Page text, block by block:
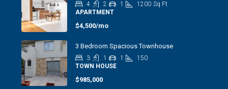
4 2 1 1200 Sq Ft
APARTMENT
$4,500/mo
3 Bedroom Spacious Townhouse
3 1 1
150
TOWN HOUSE
$985,000